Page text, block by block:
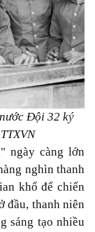
Đội 32 ký
ngày càng lớn
nghìn thanh
khổ để chiến
đầu, thanh niên
sáng tạo nhiều